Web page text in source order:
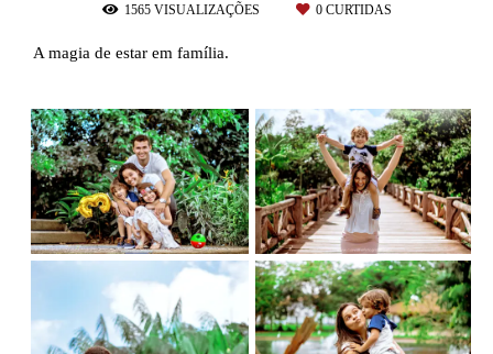
1565VISUALIZAÇÕES 0CURTIDAS
A magia de estar em família.